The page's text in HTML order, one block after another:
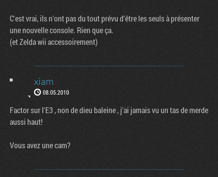
C'est vrai, ils n'ont pas du tout prévu d'être les seuls à présenter
une nouvelle console. Rien que ça.
(et Zelda wii accessoirement)
xiam
08.05.2010
Factor sur l'E3 , non de dieu baleine , j'ai jamais vu un tas de merde
aussi haut!
Vous avez une cam?